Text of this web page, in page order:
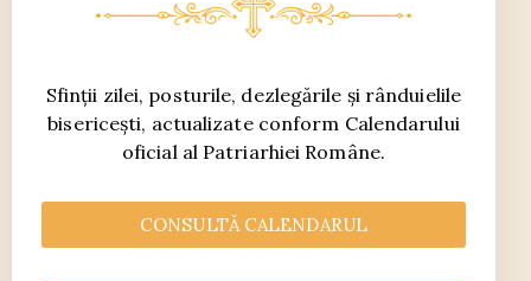
Sfinții zilei, posturile, dezlegările și rânduielile
bisericești, actualizate conform Calendarului
oficial al Patriarhiei Române.
CONSULTĂ CALENDARUL